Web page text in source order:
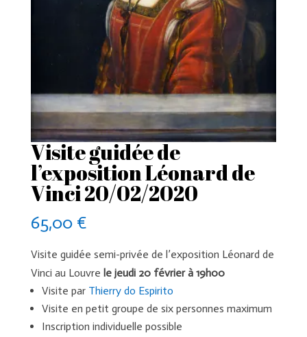
Visite guidée de
l’exposition Léonard de
Vinci 20/02/2020
65,00 €
Visite guidée semi-privée de l’exposition Léonard de
Vinci au Louvre le jeudi 20 février à 19h00
Visite par Thierry do Espirito
Visite en petit groupe de six personnes maximum
Inscription individuelle possible